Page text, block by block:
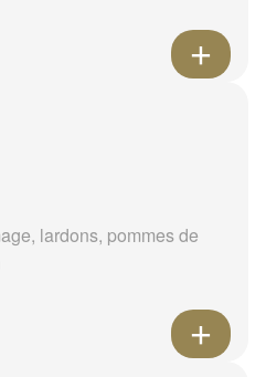
lardons, pommes de